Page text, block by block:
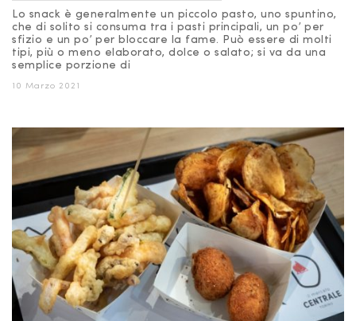
Lo snack è generalmente un piccolo pasto, uno spuntino,
che di solito si consuma tra i pasti principali, un po’ per
sfizio e un po’ per bloccare la fame. Può essere di molti
tipi, più o meno elaborato, dolce o salato; si va da una
semplice porzione di
10 Marzo 2021